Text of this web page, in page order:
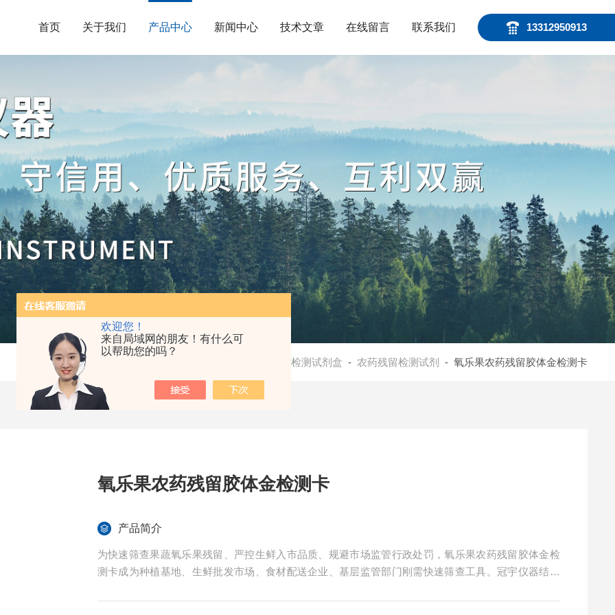
欢迎您！
来自局域网的朋友！有什么可
以帮助您的吗？
13312950913
首页 关于我们 产品中心 新闻中心 技术文章 在线留言 联系我们
检测试剂盒 - 农药残留检测试剂 - 氧乐果农药残留胶体金检测卡
氧乐果农药残留胶体金检测卡
产品简介
为快速筛查果蔬氧乐果残留、严控生鲜入市品质、规避市场监管行政处罚，氧乐果农药残留胶体金检
测卡成为种植基地、生鲜批发市场、食材配送企业、基层监管部门刚需快速筛查工具。冠宇仪器结合